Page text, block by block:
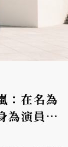
：在名為
為演員的